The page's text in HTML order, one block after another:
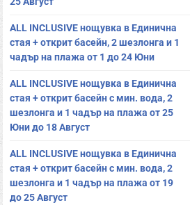
ALL INCLUSIVE нощувка в Единична
стая + открит басейн, 2 шезлонга и 1
чадър на плажа от 1 до 24 Юни
ALL INCLUSIVE нощувка в Единична
стая + открит басейн с мин. вода, 2
шезлонга и 1 чадър на плажа от 25
Юни до 18 Август
ALL INCLUSIVE нощувка в Единична
стая + открит басейн с мин. вода, 2
шезлонга и 1 чадър на плажа от 19
до 25 Август